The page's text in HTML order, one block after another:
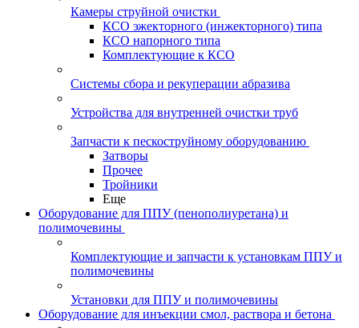
Камеры струйной очистки
КСО эжекторного (инжекторного) типа
КСО напорного типа
Комплектующие к КСО
Системы сбора и рекуперации абразива
Устройства для внутренней очистки труб
Запчасти к пескоструйному оборудованию
Затворы
Прочее
Тройники
Еще
Оборудование для ППУ (пенополиуретана) и
полимочевины
Комплектующие и запчасти к установкам ППУ и
полимочевины
Установки для ППУ и полимочевины
Оборудование для инъекции смол, раствора и бетона